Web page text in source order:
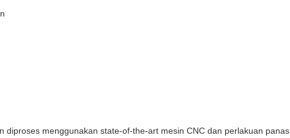
diproses menggunakan state-of-the-art mesin CNC dan perlakuan panas